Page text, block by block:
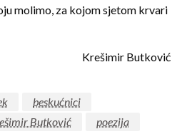
molimo, za kojom sjetom krvari
Krešimir Butković
beskućnici
Butković
poezija